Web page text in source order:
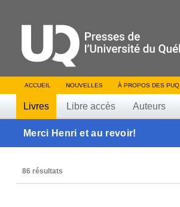
ACCUEIL NOUVELLES À PROPOS DES PUQ
Livres Libre accès Auteurs
Merci Henri et au revoir!
86 résultats